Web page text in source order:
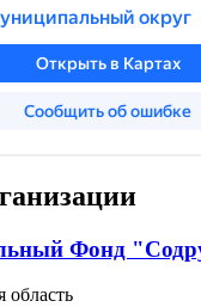
Фонд
область